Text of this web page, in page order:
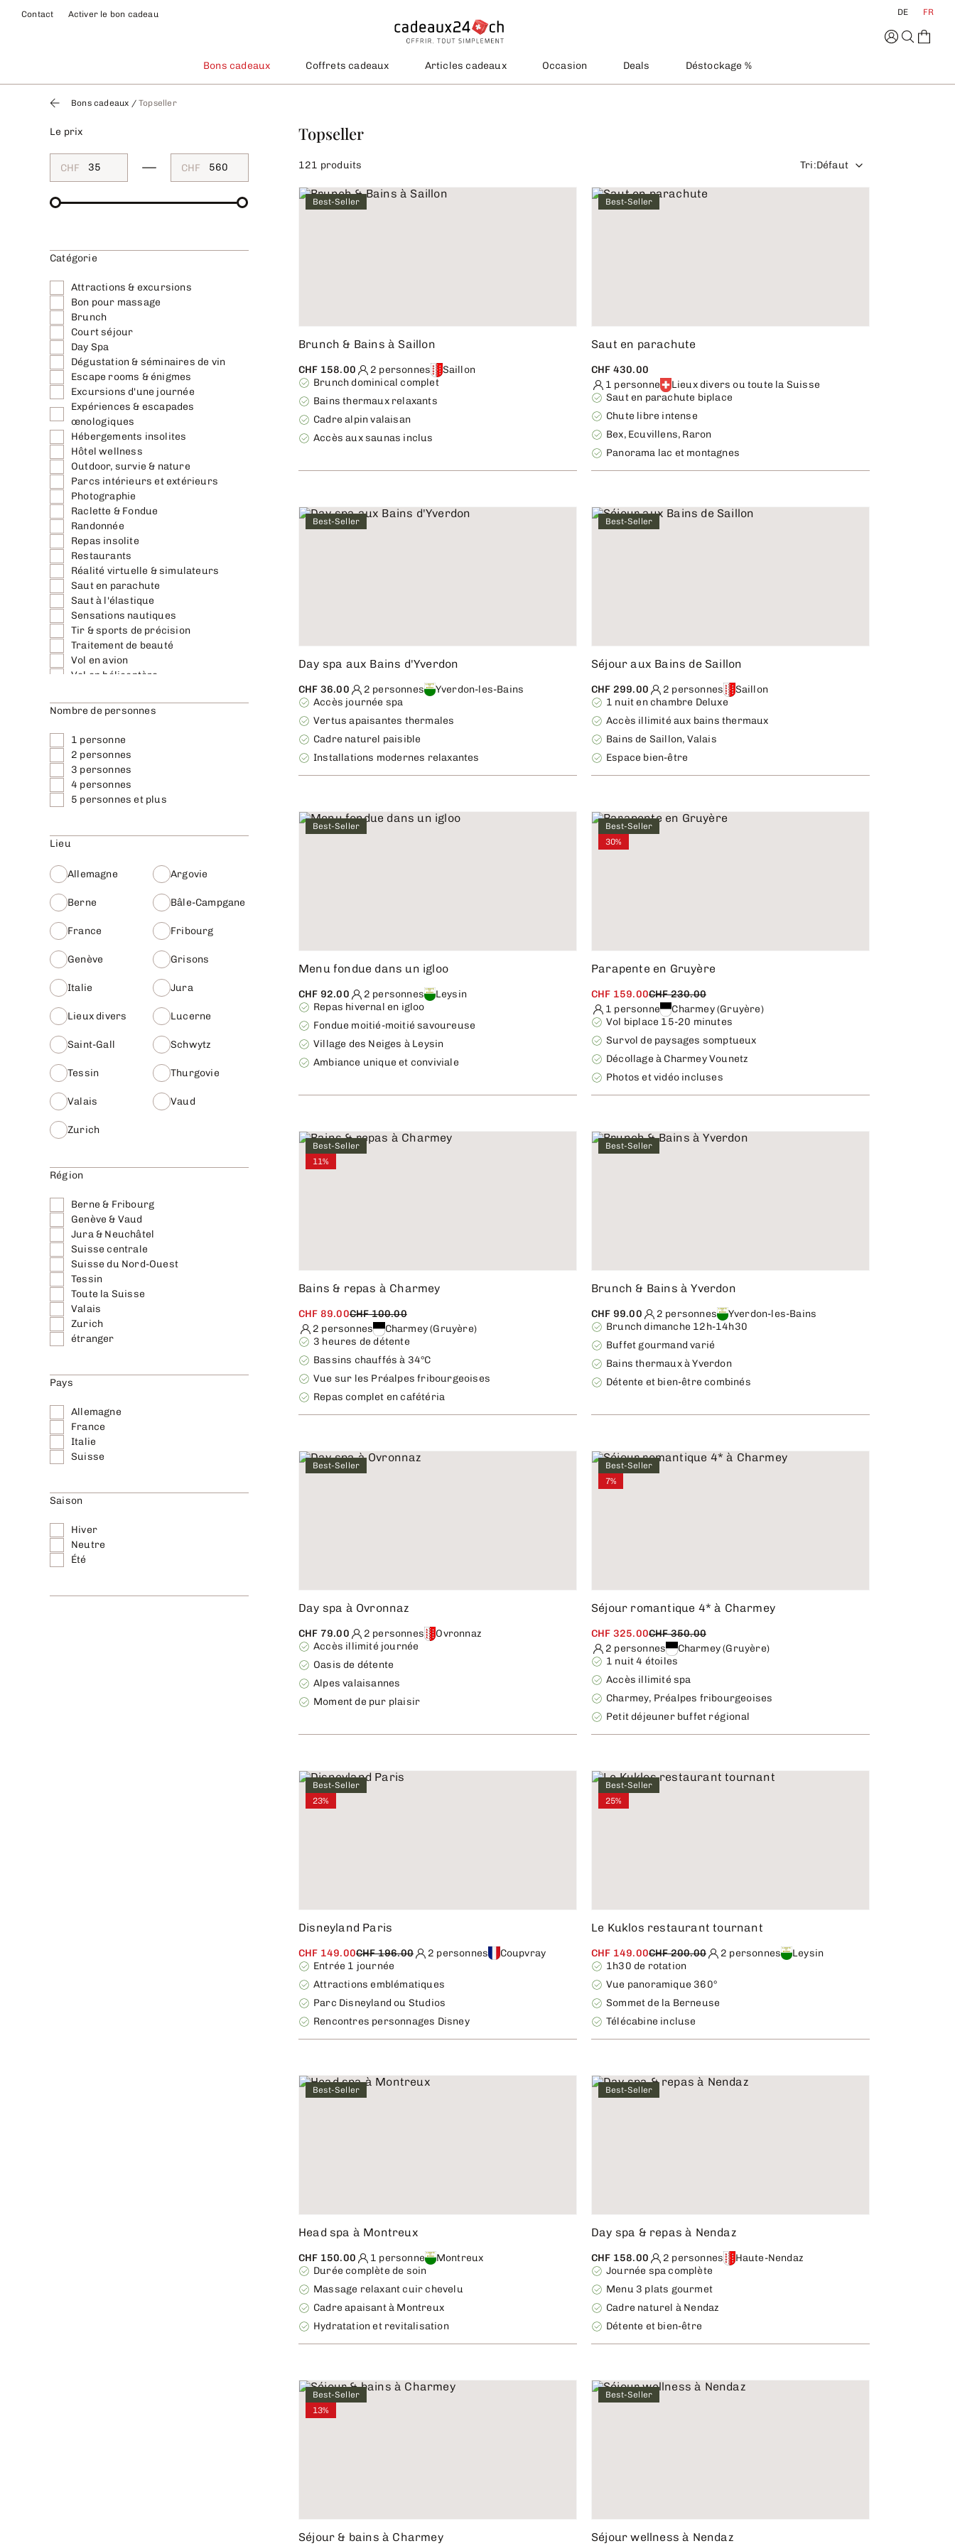
Contact Activer le bon cadeau DE FR
Bons cadeaux Coffrets cadeaux Articles cadeaux Occasion Deals Déstockage %
Bons cadeaux /Topseller
Le prix
CHF CHF
Catégorie
Attractions & excursions
Bon pour massage
Brunch
Court séjour
Day Spa
Dégustation & séminaires de vin
Escape rooms & énigmes
Excursions d'une journée
Expériences & escapades
œnologiques
Hébergements insolites
Hôtel wellness
Outdoor, survie & nature
Parcs intérieurs et extérieurs
Photographie
Raclette & Fondue
Randonnée
Repas insolite
Restaurants
Réalité virtuelle & simulateurs
Saut en parachute
Saut à l'élastique
Sensations nautiques
Tir & sports de précision
Traitement de beauté
Vol en avion
Vol en hélicoptère
Voyage en ville
Véhicules spéciaux
Nombre de personnes
1 personne
2 personnes
3 personnes
4 personnes
5 personnes et plus
Lieu
Allemagne Argovie
Berne Bâle-Campgane
France Fribourg
Genève Grisons
Italie Jura
Lieux divers Lucerne
Saint-Gall Schwytz
Tessin Thurgovie
Valais Vaud
Zurich
Région
Berne & Fribourg
Genève & Vaud
Jura & Neuchâtel
Suisse centrale
Suisse du Nord-Ouest
Tessin
Toute la Suisse
Valais
Zurich
étranger
Pays
Allemagne
France
Italie
Suisse
Saison
Hiver
Neutre
Été
Topseller
121 produits Tri:Défaut
Best-Seller
Brunch & Bains à Saillon
CHF 158.00 2 personnes
Saillon
Brunch dominical complet
Bains thermaux relaxants
Cadre alpin valaisan
Accès aux saunas inclus
Best-Seller
Saut en parachute
CHF 430.00
1 personne
Lieux divers ou toute la Suisse
Saut en parachute biplace
Chute libre intense
Bex, Ecuvillens, Raron
Panorama lac et montagnes
Best-Seller
Day spa aux Bains d'Yverdon
CHF 36.00 2 personnes
Yverdon-les-Bains
Accès journée spa
Vertus apaisantes thermales
Cadre naturel paisible
Installations modernes relaxantes
Best-Seller
Séjour aux Bains de Saillon
CHF 299.00 2 personnes
Saillon
1 nuit en chambre Deluxe
Accès illimité aux bains thermaux
Bains de Saillon, Valais
Espace bien-être
Best-Seller
Menu fondue dans un igloo
CHF 92.00 2 personnes
Leysin
Repas hivernal en igloo
Fondue moitié-moitié savoureuse
Village des Neiges à Leysin
Ambiance unique et conviviale
Best-Seller
30%
Parapente en Gruyère
CHF 159.00CHF 230.00
1 personne
Charmey (Gruyère)
Vol biplace 15-20 minutes
Survol de paysages somptueux
Décollage à Charmey Vounetz
Photos et vidéo incluses
Best-Seller
11%
Bains & repas à Charmey
CHF 89.00CHF 100.00
2 personnes
Charmey (Gruyère)
3 heures de détente
Bassins chauffés à 34°C
Vue sur les Préalpes fribourgeoises
Repas complet en cafétéria
Best-Seller
Brunch & Bains à Yverdon
CHF 99.00 2 personnes
Yverdon-les-Bains
Brunch dimanche 12h-14h30
Buffet gourmand varié
Bains thermaux à Yverdon
Détente et bien-être combinés
Best-Seller
Day spa à Ovronnaz
CHF 79.00 2 personnes
Ovronnaz
Accès illimité journée
Oasis de détente
Alpes valaisannes
Moment de pur plaisir
Best-Seller
7%
Séjour romantique 4* à Charmey
CHF 325.00CHF 350.00
2 personnes
Charmey (Gruyère)
1 nuit 4 étoiles
Accès illimité spa
Charmey, Préalpes fribourgeoises
Petit déjeuner buffet régional
Best-Seller
23%
Disneyland Paris
CHF 149.00CHF 196.00 2 personnes
Coupvray
Entrée 1 journée
Attractions emblématiques
Parc Disneyland ou Studios
Rencontres personnages Disney
Best-Seller
25%
Le Kuklos restaurant tournant
CHF 149.00CHF 200.00 2 personnes
Leysin
1h30 de rotation
Vue panoramique 360°
Sommet de la Berneuse
Télécabine incluse
Best-Seller
Head spa à Montreux
CHF 150.00 1 personne
Montreux
Durée complète de soin
Massage relaxant cuir chevelu
Cadre apaisant à Montreux
Hydratation et revitalisation
Best-Seller
Day spa & repas à Nendaz
CHF 158.00 2 personnes
Haute-Nendaz
Journée spa complète
Menu 3 plats gourmet
Cadre naturel à Nendaz
Détente et bien-être
Best-Seller
13%
Séjour & bains à Charmey
Best-Seller
Séjour wellness à Nendaz